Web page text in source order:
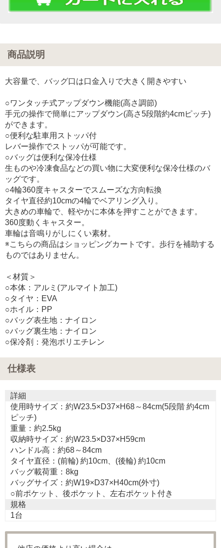
商品説明
大容量で、バッグ口は口金入りで大きく開きやすい
○ワンタッチ式アップダウン機能(高さ調節)
手元の操作で簡単にアップダウン(高さ5段階約4cmピッチ)
ができます。
○便利な駐車用ストッパ付
レバー操作でストッパが可能です。
○バッグは便利な保冷仕様
生ものや冷凍食品などの買い物に大変便利な保冷仕様のバ
ッグです。
○4輪360度キャスターでスムーズな方向転換
タイヤ直径約10cmの4輪でベアリング入り。
大きめの車輪で、軽やかに本体を押すことができます。
360度動くキャスター。
車輪は音鳴りがしにくい素材。
※こちらの商品はショッピングカートです。歩行を補助する
ものではありません。
＜材質＞
○本体：アルミ(アルマイト加工)
○タイヤ：EVA
○ホイル：PP
○バッグ表生地：ナイロン
○バッグ裏生地：ナイロン
○保冷剤：発泡ポリエチレン
仕様表
詳細
使用時サイズ：約W23.5×D37×H68～84cm(5段階 約4cm
ピッチ)
重量：約2.5kg
収納時サイズ：約W23.5×D37×H59cm
ハンドル高：約68～84cm
タイヤ直径：(前輪) 約10cm、(後輪) 約10cm
バッグ載荷重：8kg
バッグサイズ：約W19×D37×H40cm(外寸)
○前ポケット、後ポケット、左右ポケット付き
規格
1台